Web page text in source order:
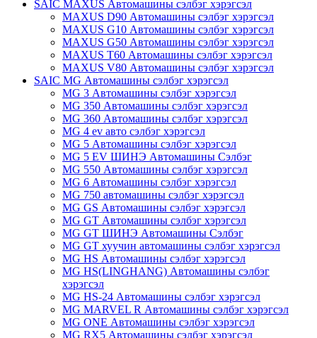
SAIC MAXUS Автомашины сэлбэг хэрэгсэл
MAXUS D90 Автомашины сэлбэг хэрэгсэл
MAXUS G10 Автомашины сэлбэг хэрэгсэл
MAXUS G50 Автомашины сэлбэг хэрэгсэл
MAXUS T60 Автомашины сэлбэг хэрэгсэл
MAXUS V80 Автомашины сэлбэг хэрэгсэл
SAIC MG Автомашины сэлбэг хэрэгсэл
MG 3 Автомашины сэлбэг хэрэгсэл
MG 350 Автомашины сэлбэг хэрэгсэл
MG 360 Автомашины сэлбэг хэрэгсэл
MG 4 ev авто сэлбэг хэрэгсэл
MG 5 Автомашины сэлбэг хэрэгсэл
MG 5 EV ШИНЭ Автомашины Сэлбэг
MG 550 Автомашины сэлбэг хэрэгсэл
MG 6 Автомашины сэлбэг хэрэгсэл
MG 750 автомашины сэлбэг хэрэгсэл
MG GS Автомашины сэлбэг хэрэгсэл
MG GT Автомашины сэлбэг хэрэгсэл
MG GT ШИНЭ Автомашины Сэлбэг
MG GT хуучин автомашины сэлбэг хэрэгсэл
MG HS Автомашины сэлбэг хэрэгсэл
MG HS(LINGHANG) Автомашины сэлбэг
хэрэгсэл
MG HS-24 Автомашины сэлбэг хэрэгсэл
MG MARVEL R Автомашины сэлбэг хэрэгсэл
MG ONE Автомашины сэлбэг хэрэгсэл
MG RX5 Автомашины сэлбэг хэрэгсэл